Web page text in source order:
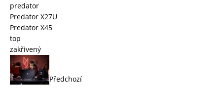
predator
Predator X27U
Predator X45
top
zakřivený
Předchozí